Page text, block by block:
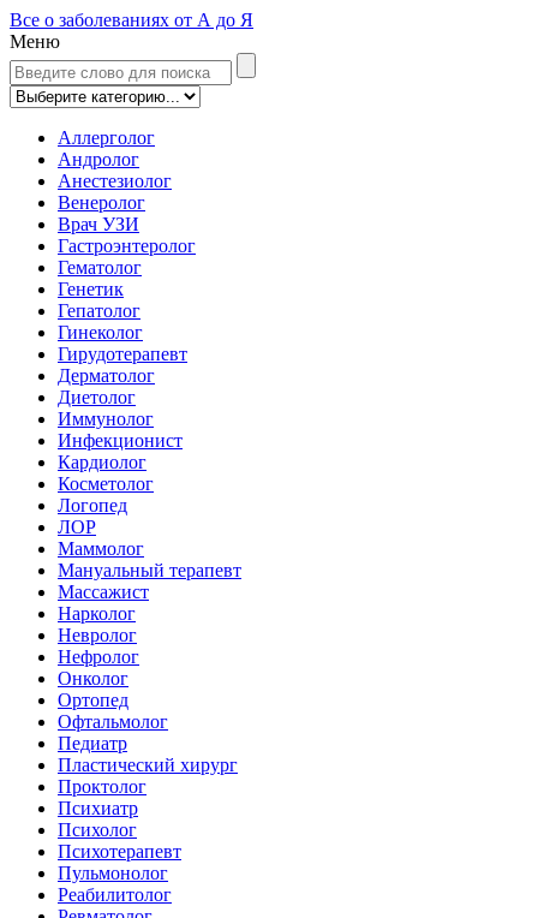
Все о заболеваниях от А до Я
Меню
Аллерголог
Андролог
Анестезиолог
Венеролог
Врач УЗИ
Гастроэнтеролог
Гематолог
Генетик
Гепатолог
Гинеколог
Гирудотерапевт
Дерматолог
Диетолог
Иммунолог
Инфекционист
Кардиолог
Косметолог
Логопед
ЛОР
Маммолог
Мануальный терапевт
Массажист
Нарколог
Невролог
Нефролог
Онколог
Ортопед
Офтальмолог
Педиатр
Пластический хирург
Проктолог
Психиатр
Психолог
Психотерапевт
Пульмонолог
Реабилитолог